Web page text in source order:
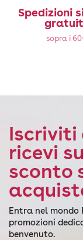
Spedizioni
sopra i
Iscriviti
ricevi
sconto
Entra nel mondo
promozioni
benvenuto.